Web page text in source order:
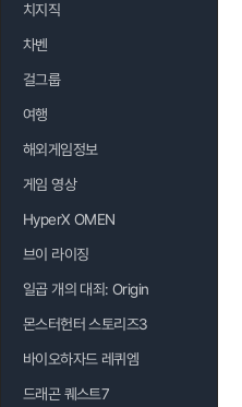
치지직
차벤
걸그룹
여행
해외게임정보
게임 영상
HyperX OMEN
브이 라이징
일곱 개의 대죄: Origin
몬스터헌터 스토리즈3
바이오하자드 레퀴엠
드래곤 퀘스트7